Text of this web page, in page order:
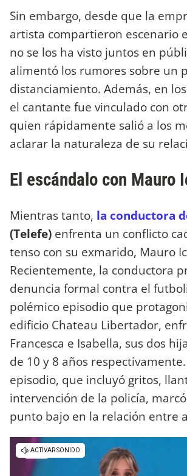
Sin embargo, desde que la
artista compartieron escenario
no se los ha visto juntos en
alimentó los rumores sobre un
distanciamiento. Además, en
el cantante fue vinculado con
quien rápidamente salió a los
aclarar la naturaleza de su
El escándalo con Mauro
Mientras tanto, la conductora
(Telefe) enfrenta un conflicto
tenso con su exmarido, Mauro
Recientemente, la conductora
denuncia formal contra el
polémico episodio que
edificio Chateau Libertador,
Francesca e Isabella, sus dos
de 10 y 8 años
episodio, que incluyó gritos,
intervención de la policía,
punto bajo en la relación entre